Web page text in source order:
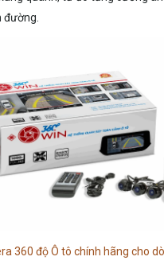
đường.
360 độ Ô tô chính hãng cho